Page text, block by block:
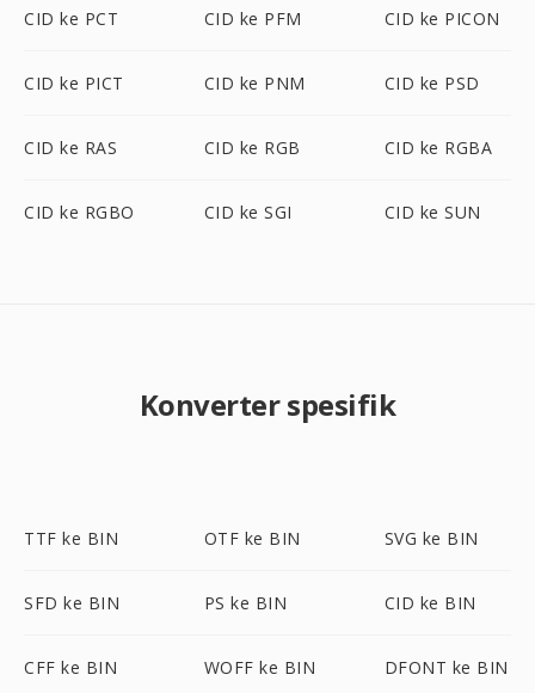
CID ke PCT CID ke PFM CID ke PICON
CID ke PICT CID ke PNM CID ke PSD
CID ke RAS CID ke RGB CID ke RGBA
CID ke RGBO CID ke SGI CID ke SUN
Konverter spesifik
TTF ke BIN OTF ke BIN SVG ke BIN
SFD ke BIN PS ke BIN CID ke BIN
CFF ke BIN WOFF ke BIN DFONT ke BIN